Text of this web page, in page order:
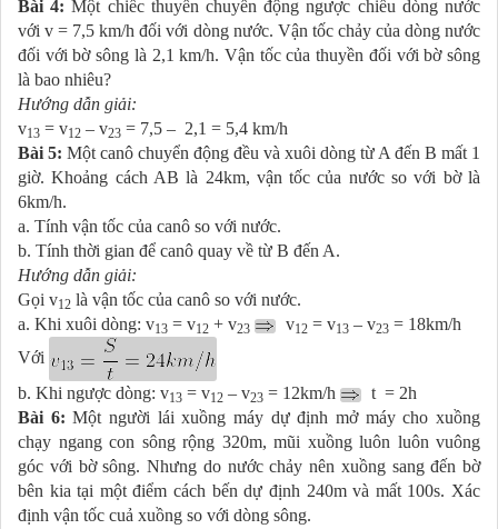
Bài 4: Một chiếc thuyền chuyển động ngược chiều dòng nước
với v = 7,5 km/h đối với dòng nước. Vận tốc chảy của dòng nước
đối với bờ sông là 2,1 km/h. Vận tốc của thuyền đối với bờ sông
là bao nhiêu?
Hướng dẫn giải:
v13 = v12 – v23 = 7,5 – 2,1 = 5,4 km/h
Bài 5: Một canô chuyển động đều và xuôi dòng từ A đến B mất 1
giờ. Khoảng cách AB là 24km, vận tốc của nước so với bờ là
6km/h.
a. Tính vận tốc của canô so với nước.
b. Tính thời gian để canô quay về từ B đến A.
Hướng dẫn giải:
Gọi v12 là vận tốc của canô so với nước.
a. Khi xuôi dòng: v13 = v12 + v23 v12 = v13 – v23 = 18km/h
Với
b. Khi ngược dòng: v13 = v12 – v23 = 12km/h
t = 2h
Bài 6: Một người lái xuồng máy dự định mở máy cho xuồng
chạy ngang con sông rộng 320m, mũi xuồng luôn luôn vuông
góc với bờ sông. Nhưng do nước chảy nên xuồng sang đến bờ
bên kia tại một điểm cách bến dự định 240m và mất 100s. Xác
định vận tốc cuả xuồng so với dòng sông.